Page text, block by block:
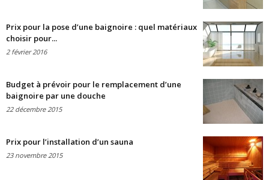
Prix pour la pose d’une baignoire : quel matériaux
choisir pour...
2 février 2016
Budget à prévoir pour le remplacement d’une
baignoire par une douche
22 décembre 2015
Prix pour l’installation d’un sauna
23 novembre 2015